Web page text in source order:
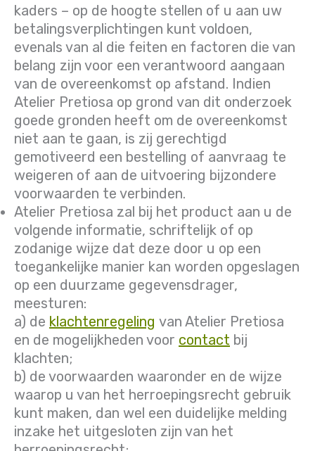
kaders – op de hoogte stellen of u aan uw
betalingsverplichtingen kunt voldoen,
evenals van al die feiten en factoren die van
belang zijn voor een verantwoord aangaan
van de overeenkomst op afstand. Indien
Atelier Pretiosa op grond van dit onderzoek
goede gronden heeft om de overeenkomst
niet aan te gaan, is zij gerechtigd
gemotiveerd een bestelling of aanvraag te
weigeren of aan de uitvoering bijzondere
voorwaarden te verbinden.
Atelier Pretiosa zal bij het product aan u de
volgende informatie, schriftelijk of op
zodanige wijze dat deze door u op een
toegankelijke manier kan worden opgeslagen
op een duurzame gegevensdrager,
meesturen:
a) de klachtenregeling van Atelier Pretiosa
en de mogelijkheden voor contact bij
klachten;
b) de voorwaarden waaronder en de wijze
waarop u van het herroepingsrecht gebruik
kunt maken, dan wel een duidelijke melding
inzake het uitgesloten zijn van het